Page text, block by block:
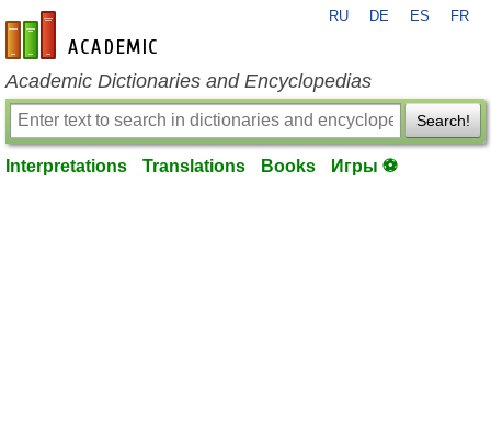
en-academic.com
RU DE ES FR
Academic Dictionaries and Encyclopedias
Search!
Interpretations Translations Books Игры ⚽